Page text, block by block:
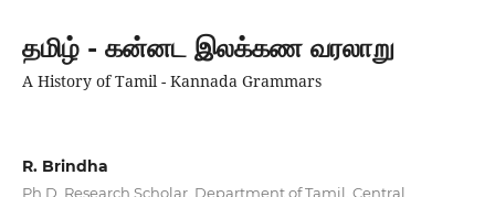
தமிழ் - கன்னட இலக்கண வரலாறு
A History of Tamil - Kannada Grammars
R. Brindha
Ph.D. Research Scholar, Department of Tamil, Central